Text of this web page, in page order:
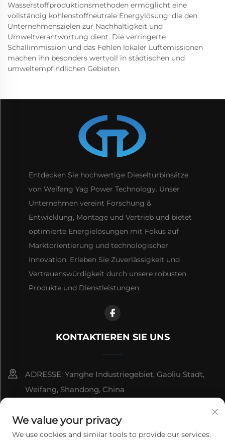
Wasserstoffproduktionsmethoden ermöglicht eine
vollständig kohlenstoffneutrale Energylösung, die den
Unternehmenszielen zur Nachhaltigkeit und
Umweltverantwortung dient. Die verringerte
Schallimmission und das Fehlen lokaler Luftemissionen
machen ihn besonders wertvoll in städtischen und
umweltempfindlichen Gebieten.
Entdecken Sie hochwertige Dieselturbinsätze
von Weifang Yag Power Technology. Unser
Unternehmen vereint Forschung &
Entwicklung, Montage und Vertrieb und bietet
optimierte Energielösungen mit Fokus auf
Marktorientierung und technologischer
Innovation. Erleben Sie Zuverlässigkeit und
Vertrauenswürdigkeit durch unsere robusten
Produkte und Dienstleistungen.
KONTAKTIEREN SIE UNS
ADRESSE: Yanghe Industriegebiet, Gaoliu Stadt,
Weifang, Shandong, China
[email protected]
We value your privacy
We use cookies and similar tools to provide our services.